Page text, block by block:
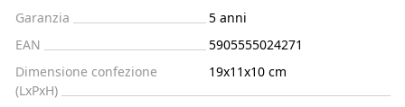
Garanzia
5 anni
EAN
5905555024271
Dimensione confezione
(LxPxH)
19x11x10 cm